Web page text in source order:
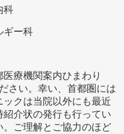
科
ギー科
療機関案内ひまわり
さい。幸い、首都圏には
クは当院以外にも最近
介状の発行も行ってい
。ご理解とご協力のほど